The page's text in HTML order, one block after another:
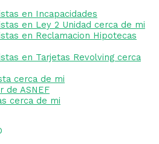
en Incapacidades
en Ley 2 Unidad cerca de mi
en Reclamacion Hipotecas
en Tarjetas Revolving cerca
cerca de mi
de ASNEF
cerca de mi